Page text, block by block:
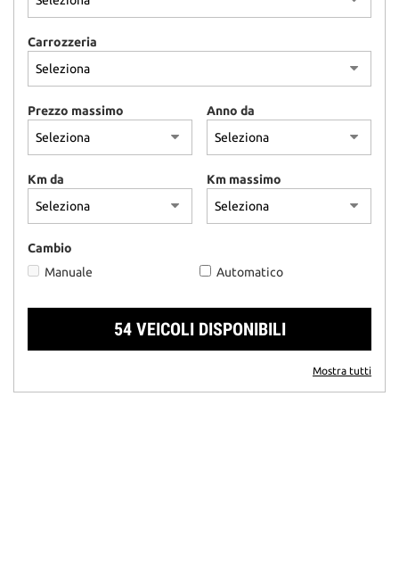
Carrozzeria
Prezzo massimo Anno da
Km da Km massimo
Cambio
Manuale
Automatico
54 VEICOLI DISPONIBILI
Mostra tutti
questi
strumenti
di
tracciamento
si
rimanda
alla
cookie
policy.
Puoi
le
tue